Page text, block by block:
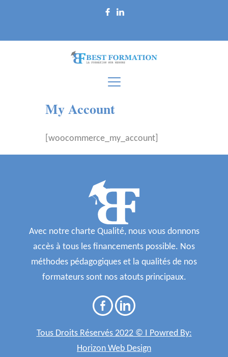
My Account
[woocommerce_my_account]
Avec notre charte Qualité, nous vous donnons
accès à tous les financements possible. Nos
méthodes pédagogiques et la qualités de nos
formateurs sont nos atouts principaux.
Tous Droits Réservés 2022 © I Powred By:
Horizon Web Design